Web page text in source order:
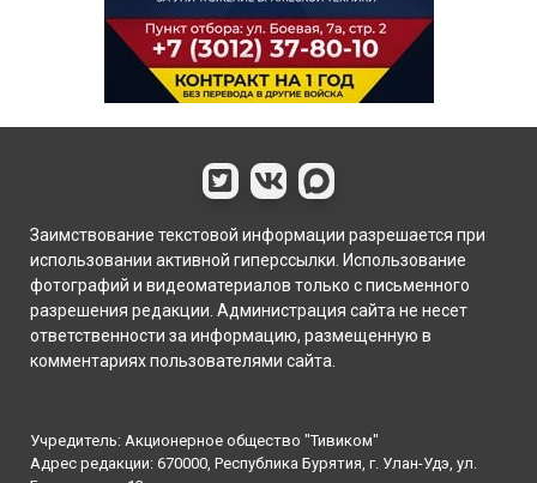
Заимствование текстовой информации разрешается при
использовании активной гиперссылки. Использование
фотографий и видеоматериалов только с письменного
разрешения редакции. Администрация сайта не несет
ответственности за информацию, размещенную в
комментариях пользователями сайта.
Учредитель: Акционерное общество "Тивиком"
Адрес редакции: 670000, Республика Бурятия, г. Улан-Удэ, ул.